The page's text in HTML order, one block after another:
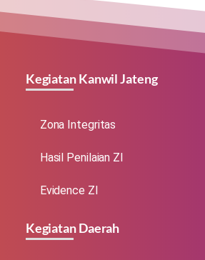
Kegiatan Kanwil Jateng
Zona Integritas
Hasil Penilaian ZI
Evidence ZI
Kegiatan Daerah